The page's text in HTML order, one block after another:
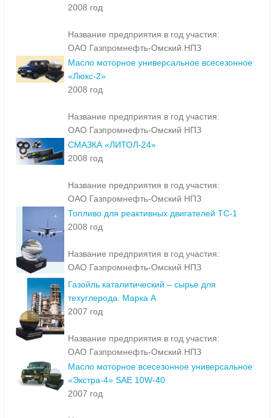
2008 год
Название предприятия в год участия:
ОАО Газпромнефть-Омский НПЗ
Масло моторное универсальное всесезонное
«Люкс-2»
2008 год
Название предприятия в год участия:
ОАО Газпромнефть-Омский НПЗ
СМАЗКА «ЛИТОЛ-24»
2008 год
Название предприятия в год участия:
ОАО Газпромнефть-Омский НПЗ
Топливо для реактивных двигателей ТС-1
2008 год
Название предприятия в год участия:
ОАО Газпромнефть-Омский НПЗ
Газойль каталитический – сырье для
техуглерода. Марка А
2007 год
Название предприятия в год участия:
ОАО Газпромнефть-Омский НПЗ
Масло моторное всесезонное универсальное
«Экстра-4» SAE 10W-40
2007 год